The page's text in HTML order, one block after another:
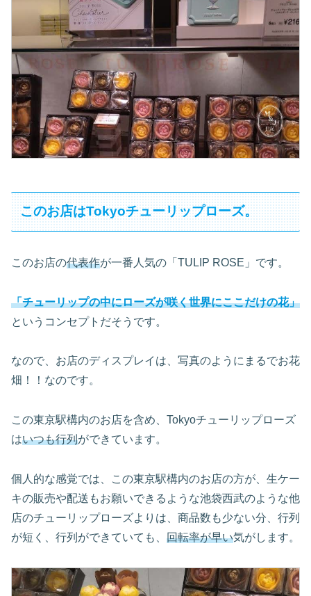
このお店はTokyoチューリップローズ。
このお店の代表作が一番人気の「TULIP ROSE」です。
「チューリップの中にローズが咲く世界にここだけの花」
というコンセプトだそうです。
なので、お店のディスプレイは、写真のようにまるでお花
畑！！なのです。
この東京駅構内のお店を含め、Tokyoチューリップローズ
はいつも行列ができています。
個人的な感覚では、この東京駅構内のお店の方が、生ケー
キの販売や配送もお願いできるような池袋西武のような他
店のチューリップローズよりは、商品数も少ない分、行列
が短く、行列ができていても、 回転率が早い気がします。